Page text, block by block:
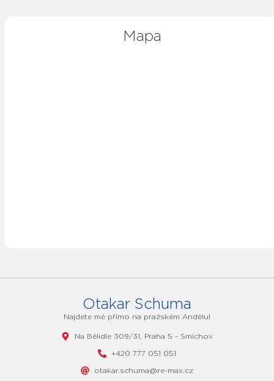
Mapa
Otakar Schuma
Najdete mě přímo na pražském Andělu!
Na Bělidle 309/31, Praha 5 - Smíchov
+420 777 051 051
otakar.schuma@re-max.cz